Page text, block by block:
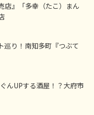
店』「多幸（たこ）まん
巡り！南知多町『つぶて
んUPする酒屋！？大府市